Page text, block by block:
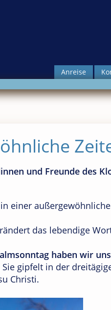
Anreise
und Freunde des
einer
das lebendige
haben wir
Sie gipfelt in der
Christi.